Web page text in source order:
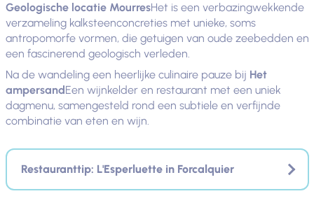
Geologische locatie MourresHet is een verbazingwekkende
verzameling kalksteenconcreties met unieke, soms
antropomorfe vormen, die getuigen van oude zeebedden en
een fascinerend geologisch verleden.
Na de wandeling een heerlijke culinaire pauze bij Het
ampersand Een wijnkelder en restaurant met een uniek
dagmenu, samengesteld rond een subtiele en verfijnde
combinatie van eten en wijn.
Restauranttip: L'Esperluette in Forcalquier